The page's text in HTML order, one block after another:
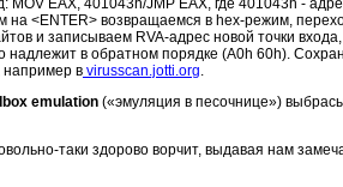
<ENTER> возвращаемся в hex-режим,
и записываем RVA-адрес новой точки
надлежит в обратном порядке (A0h 60h).
, например в virusscan.jotti.org
emulation («эмуляция в песочнице»)
таки здорово ворчит, выдавая нам